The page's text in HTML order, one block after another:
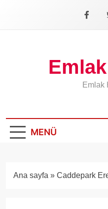
Emlak
MENÜ
Ana sayfa » Caddepark